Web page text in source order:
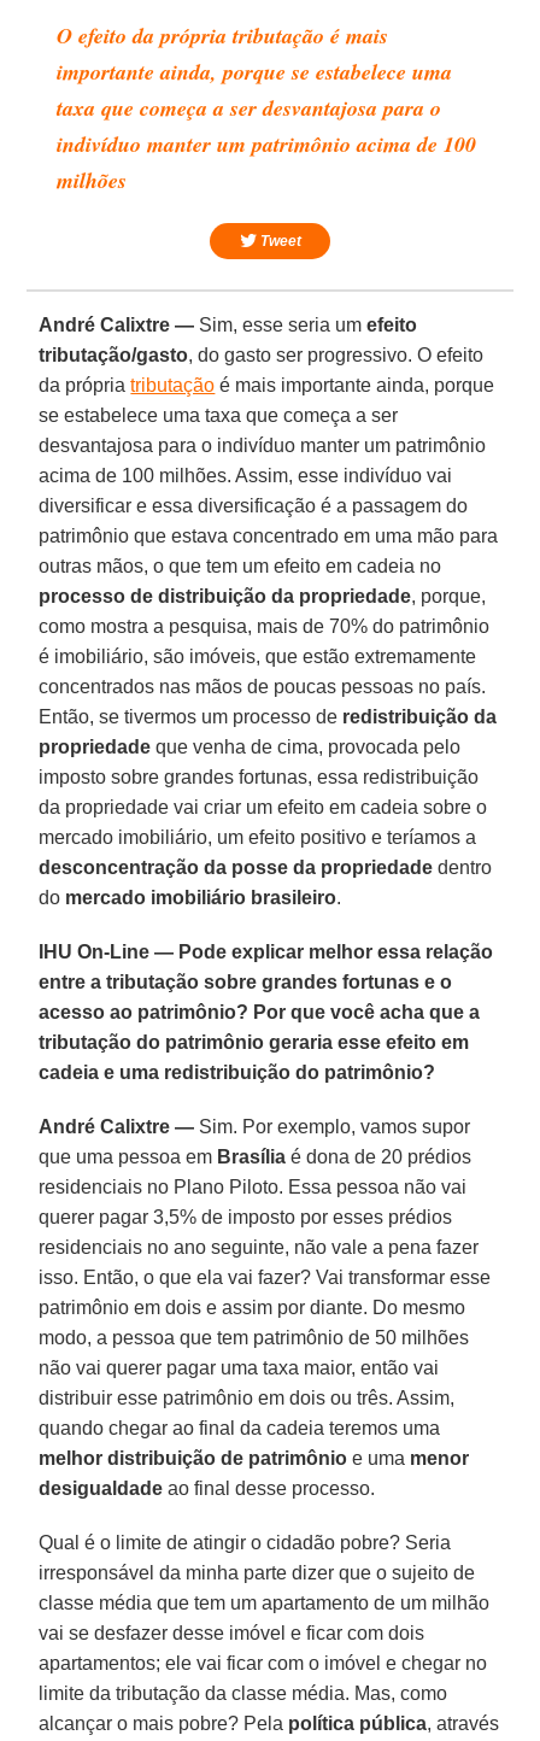
O efeito da própria tributação é mais
importante ainda, porque se estabelece uma
taxa que começa a ser desvantajosa para o
indivíduo manter um patrimônio acima de 100
milhões
Tweet
André Calixtre — Sim, esse seria um efeito
tributação/gasto, do gasto ser progressivo. O efeito
da própriatributação é mais importante ainda, porque
se estabelece uma taxa que começa a ser
desvantajosa para o indivíduo manter um patrimônio
acima de 100 milhões. Assim, esse indivíduo vai
diversificar e essa diversificação é a passagem do
patrimônio que estava concentrado em uma mão para
outras mãos, o que tem um efeito em cadeia no
processo de distribuição da propriedade, porque,
como mostra a pesquisa, mais de 70% do patrimônio
é imobiliário, são imóveis, que estão extremamente
concentrados nas mãos de poucas pessoas no país.
Então, se tivermos um processo de redistribuição da
propriedade que venha de cima, provocada pelo
imposto sobre grandes fortunas, essa redistribuição
da propriedade vai criar um efeito em cadeia sobre o
mercado imobiliário, um efeito positivo e teríamos a
desconcentração da posse da propriedade dentro
do mercado imobiliário brasileiro.
IHU On-Line — Pode explicar melhor essa relação
entre a tributação sobre grandes fortunas e o
acesso ao patrimônio? Por que você acha que a
tributação do patrimônio geraria esse efeito em
cadeia e uma redistribuição do patrimônio?
André Calixtre — Sim. Por exemplo, vamos supor
que uma pessoa em Brasília é dona de 20 prédios
residenciais no Plano Piloto. Essa pessoa não vai
querer pagar 3,5% de imposto por esses prédios
residenciais no ano seguinte, não vale a pena fazer
isso. Então, o que ela vai fazer? Vai transformar esse
patrimônio em dois e assim por diante. Do mesmo
modo, a pessoa que tem patrimônio de 50 milhões
não vai querer pagar uma taxa maior, então vai
distribuir esse patrimônio em dois ou três. Assim,
quando chegar ao final da cadeia teremos uma
melhor distribuição de patrimônio e uma menor
desigualdade ao final desse processo.
Qual é o limite de atingir o cidadão pobre? Seria
irresponsável da minha parte dizer que o sujeito de
classe média que tem um apartamento de um milhão
vai se desfazer desse imóvel e ficar com dois
apartamentos; ele vai ficar com o imóvel e chegar no
limite da tributação da classe média. Mas, como
alcançar o mais pobre? Pela política pública, através